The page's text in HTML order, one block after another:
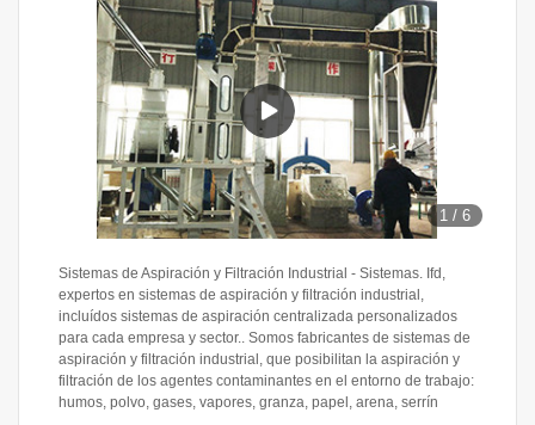
1 /6
Sistemas de Aspiración y Filtración Industrial - Sistemas. Ifd,
expertos en sistemas de aspiración y filtración industrial,
incluídos sistemas de aspiración centralizada personalizados
para cada empresa y sector.. Somos fabricantes de sistemas de
aspiración y filtración industrial, que posibilitan la aspiración y
filtración de los agentes contaminantes en el entorno de trabajo:
humos, polvo, gases, vapores, granza, papel, arena, serrín